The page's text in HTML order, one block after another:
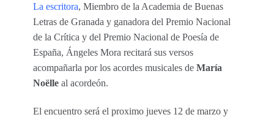
La escritora, Miembro de la Academia de Buenas
Letras de Granada y ganadora del Premio Nacional
de la Crítica y del Premio Nacional de Poesía de
España, Ángeles Mora recitará sus versos
acompañarla por los acordes musicales de María
Noëlle al acordeón.
El encuentro será el proximo jueves 12 de marzo y